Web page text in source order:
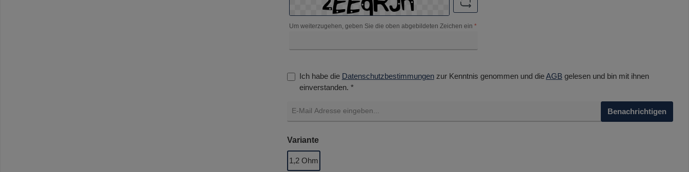
Um weiterzugehen, geben Sie die oben abgebildeten Zeichen ein *
Ich habe die Datenschutzbestimmungenzur Kenntnis genommen und dieAGB gelesen und bin mit ihnen
einverstanden. *
Benachrichtigen
Varianteauswählen
1,2 Ohm